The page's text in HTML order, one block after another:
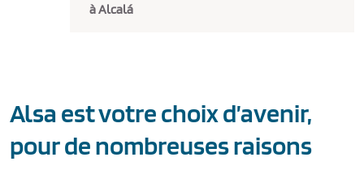
à Alcalá
Alsa est votre choix d’avenir,
pour de nombreuses raisons